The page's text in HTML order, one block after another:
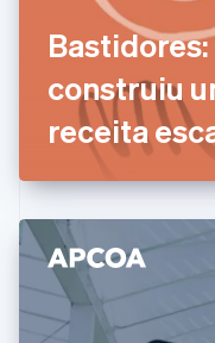
construiu
receita
Dinamarca
English
Emirados Árabes
English
Eslováquia
English
EnglishItaliano
Espanha
Español
Estados Unidos
Estônia
English